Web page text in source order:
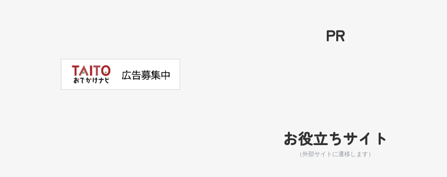
PR
お役立ちサイト
（外部サイトに遷移します）